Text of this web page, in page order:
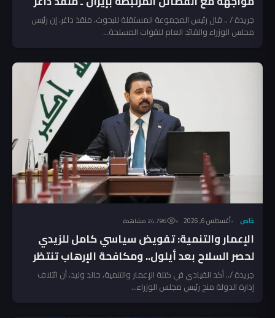
جريدة / .. قال رئيس المجموعة المستقلة للبحوث، منقذ داغر، إن رئيس
مجلس الوزراء والقائد العام للقوات المسلحة...
خاص أغسطس 6, 2026 24٬796 مشاهدة
الإعمار والتنمية: تفويض سياسي كامل للزيدي
لحصر السلاح بعد أيلول.. ومكافحة الإرهاب تنتظر
المخالفين!
جريدة /.. أكد القيادي في كتلة الإعمار والتنمية، خالد وليد، أن ائتلاف
إدارة الدولة منح رئيس مجلس الوزراء...